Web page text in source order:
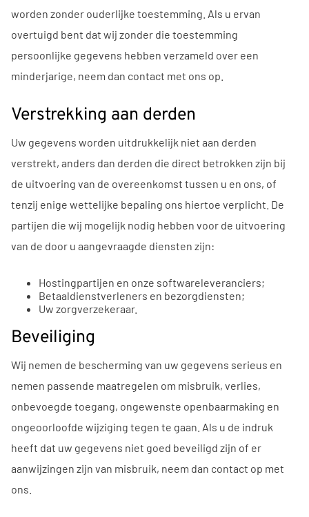
worden zonder ouderlijke toestemming. Als u ervan
overtuigd bent dat wij zonder die toestemming
persoonlijke gegevens hebben verzameld over een
minderjarige, neem dan contact met ons op.
Verstrekking aan derden
Uw gegevens worden uitdrukkelijk niet aan derden
verstrekt, anders dan derden die direct betrokken zijn bij
de uitvoering van de overeenkomst tussen u en ons, of
tenzij enige wettelijke bepaling ons hiertoe verplicht. De
partijen die wij mogelijk nodig hebben voor de uitvoering
van de door u aangevraagde diensten zijn:
Hostingpartijen en onze softwareleveranciers;
Betaaldienstverleners en bezorgdiensten;
Uw zorgverzekeraar.
Beveiliging
Wij nemen de bescherming van uw gegevens serieus en
nemen passende maatregelen om misbruik, verlies,
onbevoegde toegang, ongewenste openbaarmaking en
ongeoorloofde wijziging tegen te gaan. Als u de indruk
heeft dat uw gegevens niet goed beveiligd zijn of er
aanwijzingen zijn van misbruik, neem dan contact op met
ons.